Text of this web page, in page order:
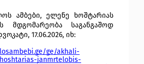
ამბები, ელენე ხოშტარიას
მდგომარეობა საგანგაშოდ
17.06.2026, იხ:
ge/akhali-
janmrtelobis-